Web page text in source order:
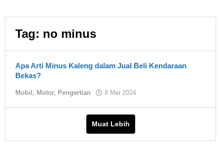
Tag: no minus
Apa Arti Minus Kaleng dalam Jual Beli Kendaraan
Bekas?
Mobil , Motor, Pengertian 8 Mei 2024
Muat Lebih